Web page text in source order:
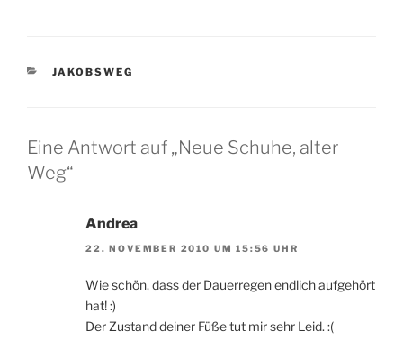
KATEGORIEN
JAKOBSWEG
Eine Antwort auf „Neue Schuhe, alter
Weg“
Andrea
22. NOVEMBER 2010 UM 15:56 UHR
Wie schön, dass der Dauerregen endlich aufgehört
hat! :)
Der Zustand deiner Füße tut mir sehr Leid. :(